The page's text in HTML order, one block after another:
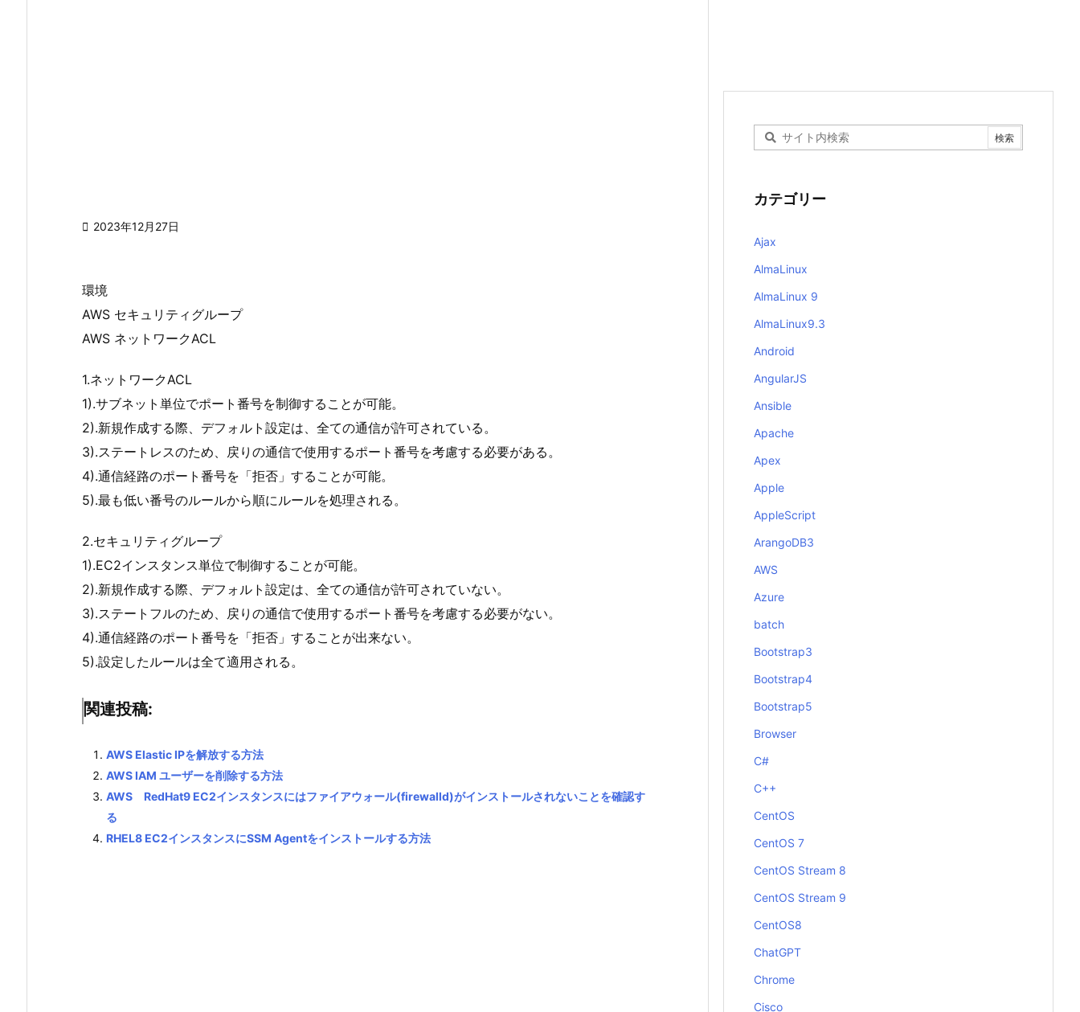
 2023年12月27日
環境
AWS セキュリティグループ
AWS ネットワークACL
1.ネットワークACL
1).サブネット単位でポート番号を制御することが可能。
2).新規作成する際、デフォルト設定は、全ての通信が許可されている。
3).ステートレスのため、戻りの通信で使用するポート番号を考慮する必要がある。
4).通信経路のポート番号を「拒否」することが可能。
5).最も低い番号のルールから順にルールを処理される。
2.セキュリティグループ
1).EC2インスタンス単位で制御することが可能。
2).新規作成する際、デフォルト設定は、全ての通信が許可されていない。
3).ステートフルのため、戻りの通信で使用するポート番号を考慮する必要がない。
4).通信経路のポート番号を「拒否」することが出来ない。
5).設定したルールは全て適用される。
関連投稿:
AWS Elastic IPを解放する方法
AWS IAM ユーザーを削除する方法
AWS RedHat9 EC2インスタンスにはファイアウォール(firewalld)がインストールされないことを確認す
る
RHEL8 EC2インスタンスにSSM Agentをインストールする方法
カテゴリー
Ajax
AlmaLinux
AlmaLinux 9
AlmaLinux9.3
Android
AngularJS
Ansible
Apache
Apex
Apple
AppleScript
ArangoDB3
AWS
Azure
batch
Bootstrap3
Bootstrap4
Bootstrap5
Browser
C#
C++
CentOS
CentOS 7
CentOS Stream 8
CentOS Stream 9
CentOS8
ChatGPT
Chrome
Cisco